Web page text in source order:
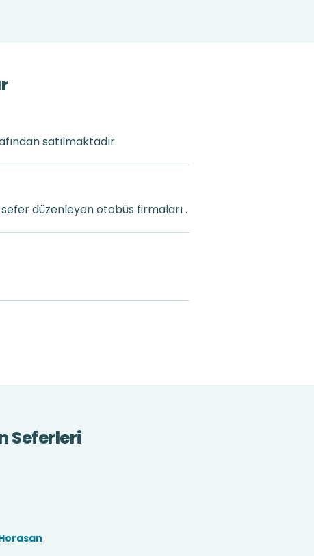
satılmaktadır.
düzenleyen otobüs firmaları .
Seferleri